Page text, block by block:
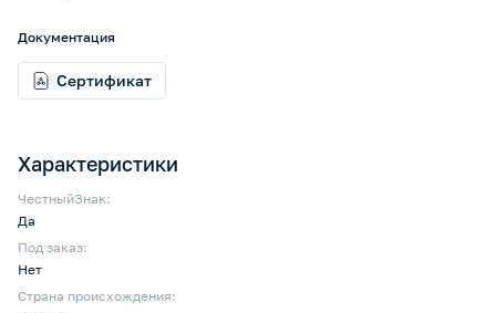
Характеристики
ЧестныйЗнак:
Да
Под заказ:
Нет
Страна происхождения:
Документация
Сертификат